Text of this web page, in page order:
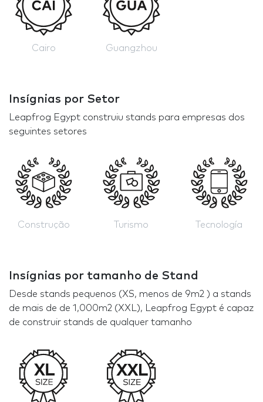
Cairo Guangzhou
Insígnias por Setor
Leapfrog Egypt construiu stands para empresas dos
seguintes setores
Construção Turismo Tecnología
Insígnias por tamanho de Stand
Desde stands pequenos (XS, menos de 9m2 ) a stands
de mais de de 1,000m2 (XXL), Leapfrog Egypt é capaz
de construir stands de qualquer tamanho